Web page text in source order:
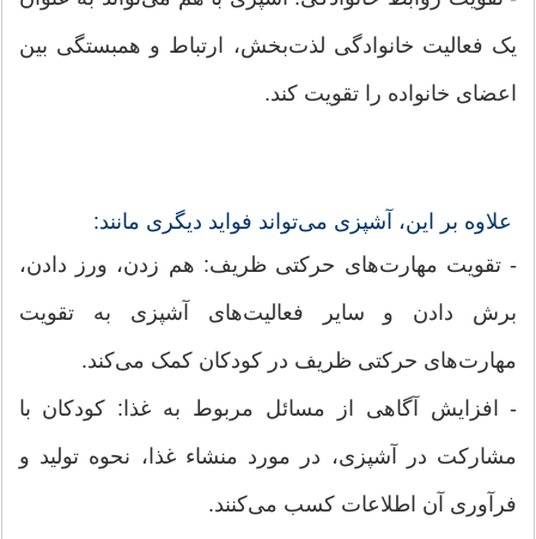
یک فعالیت خانوادگی لذت‌بخش، ارتباط و همبستگی بین
اعضای خانواده را تقویت کند.
علاوه بر این، آشپزی می‌تواند فواید دیگری مانند:
- تقویت مهارت‌های حرکتی ظریف: هم زدن، ورز دادن،
برش دادن و سایر فعالیت‌های آشپزی به تقویت
مهارت‌های حرکتی ظریف در کودکان کمک می‌کند.
- افزایش آگاهی از مسائل مربوط به غذا: کودکان با
مشارکت در آشپزی، در مورد منشاء غذا، نحوه تولید و
فرآوری آن اطلاعات کسب می‌کنند.